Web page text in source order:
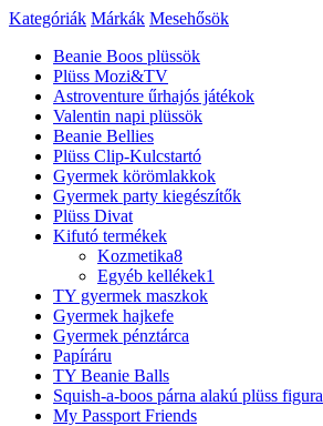
Kategóriák Márkák Mesehősök
Beanie Boos plüssök
Plüss Mozi&TV
Astroventure űrhajós játékok
Valentin napi plüssök
Beanie Bellies
Plüss Clip-Kulcstartó
Gyermek körömlakkok
Gyermek party kiegészítők
Plüss Divat
Kifutó termékek
Kozmetika8
Egyéb kellékek1
TY gyermek maszkok
Gyermek hajkefe
Gyermek pénztárca
Papíráru
TY Beanie Balls
Squish-a-boos párna alakú plüss figura
My Passport Friends